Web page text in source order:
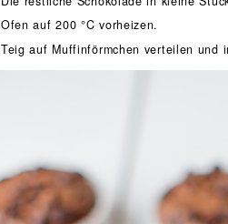
Ofen auf 200 °C vorheizen.
Teig auf Muffinförmchen verteilen und